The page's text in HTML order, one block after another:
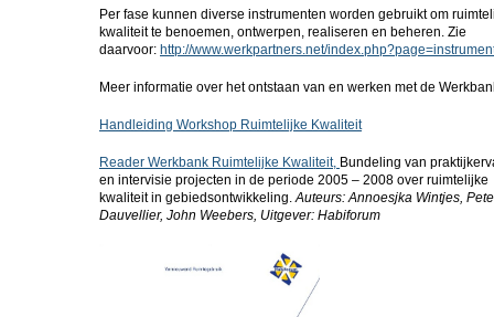
Per fase kunnen diverse instrumenten worden gebruikt om
kwaliteit te benoemen, ontwerpen, realiseren en beheren. Zie
daarvoor: http://www.werkpartners.net/
Meer informatie over het ontstaan van en werken met de
Handleiding Workshop Ruimtelijke Kwaliteit
Reader Werkbank Ruimtelijke Kwaliteit, Bundeling van
en intervisie projecten in de periode 2005 – 2008 over ruimtelijke
kwaliteit in gebiedsontwikkeling.Auteurs: Annoesjka Wintjes,
Dauvellier, John Weebers, Uitgever: Habiforum